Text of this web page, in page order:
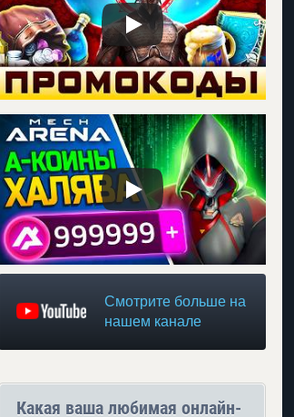
Смотрите больше на
нашем канале
Какая ваша любимая онлайн-